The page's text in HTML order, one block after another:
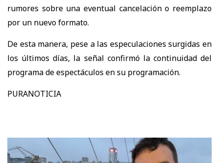
rumores sobre una eventual cancelación o reemplazo
por un nuevo formato.
De esta manera, pese a las especulaciones surgidas en
los últimos días, la señal confirmó la continuidad del
programa de espectáculos en su programación.
PURANOTICIA